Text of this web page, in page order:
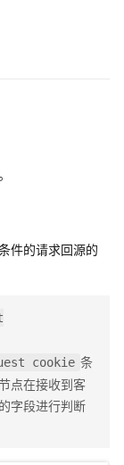
件的请求回源的
cookie 条
点在接收到客
字段进行判断